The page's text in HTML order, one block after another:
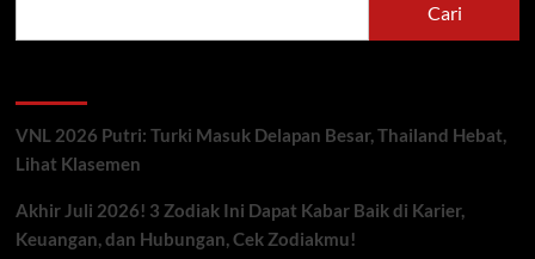
Cari
VNL 2026 Putri: Turki Masuk Delapan Besar, Thailand Hebat,
Lihat Klasemen
Akhir Juli 2026! 3 Zodiak Ini Dapat Kabar Baik di Karier,
Keuangan, dan Hubungan, Cek Zodiakmu!